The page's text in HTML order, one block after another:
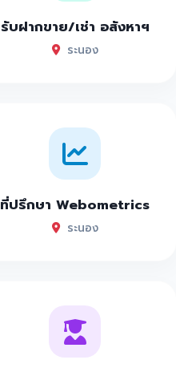
รับฝากขาย/เช่า อสังหาฯ
ระนอง
ที่ปรึกษา Webometrics
ระนอง